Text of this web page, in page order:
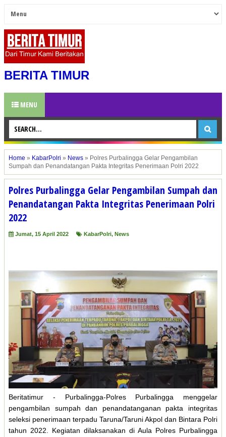
BERITA TIMUR
MENU
Home » KabarPolri » News » Polres Purbalingga Gelar Pengambilan
Sumpah dan Penandatangan Pakta Integritas Penerimaan Polri 2022
Polres Purbalingga Gelar Pengambilan Sumpah dan
Penandatangan Pakta Integritas Penerimaan Polri
2022
Jumat, 15 April 2022 KabarPolri, News
Beritatimur - Purbalingga-Polres Purbalingga menggelar
pengambilan sumpah dan penandatanganan pakta integritas
seleksi penerimaan terpadu Taruna/Taruni Akpol dan Bintara Polri
tahun 2022. Kegiatan dilaksanakan di Aula Polres Purbalingga